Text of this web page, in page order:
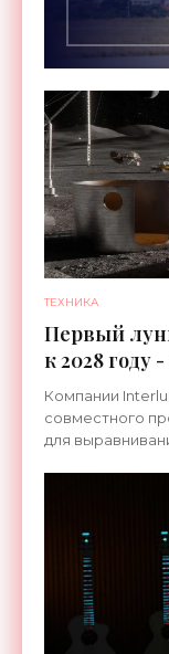
ТЕХНИКА
Первый
к 2028 году
Компании
совместного
для